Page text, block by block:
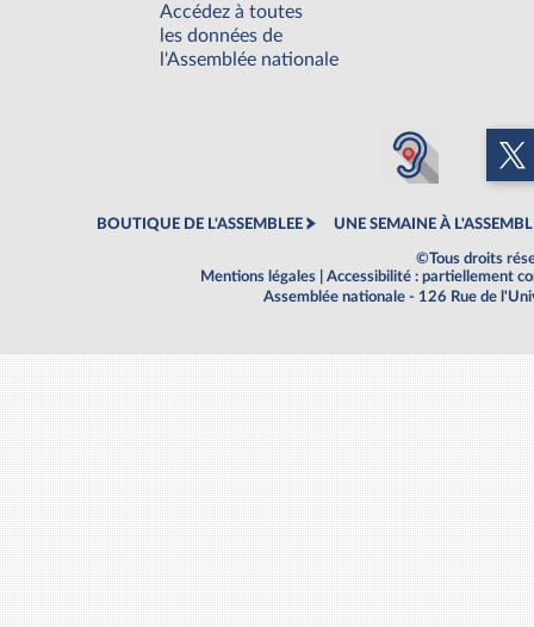
Accédez à toutes
les données de
l'Assemblée nationale
BOUTIQUE DE L'ASSEMBLEE UNE SEMAINE À
©Tous droits
Mentions légales
Accessibilité : partiellement
Assemblée nationale - 126 Rue de